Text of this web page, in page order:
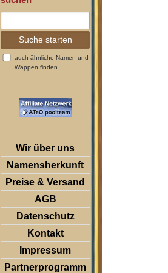
auch ähnliche Namen und
Wappen finden
Wir über uns
Namensherkunft
Preise & Versand
AGB
Datenschutz
Kontakt
Impressum
Partnerprogramm